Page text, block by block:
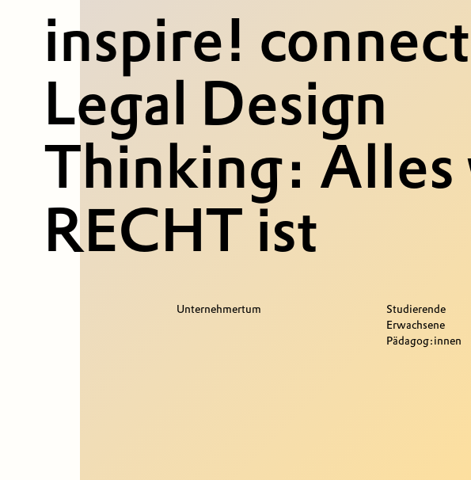
inspire!
Legal Design
Thinking: Alles
RECHT ist
Unternehmertum
Studierende
Erwachsene
Pädagog:innen